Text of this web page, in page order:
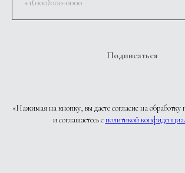
Подписаться
«Нажимая на кнопку, вы даете согласие на обработку
и соглашаетесь cполитикой